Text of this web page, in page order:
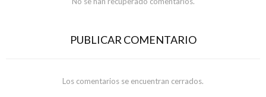
PUBLICAR COMENTARIO
Los comentarios se encuentran cerrados.